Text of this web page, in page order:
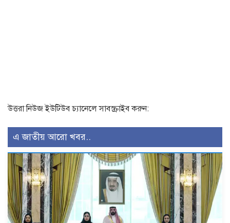
উত্তরা নিউজ ইউটিউব চ্যানেলে সাবস্ক্রাইব করুন:
এ জাতীয় আরো খবর..